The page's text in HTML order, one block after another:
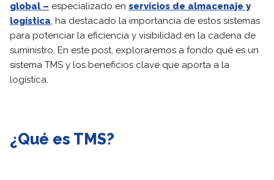
global – especializado en servicios de almacenaje y
logística, ha destacado la importancia de estos sistemas
para potenciar la eficiencia y visibilidad en la cadena de
suministro. En este post, exploraremos a fondo qué es un
sistema TMS y los beneficios clave que aporta a la
logística.
¿Qué es TMS?